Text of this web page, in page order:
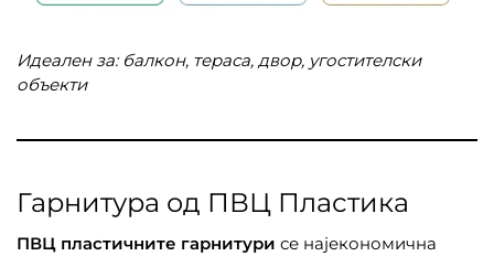
Идеален за: балкон, тераса, двор, угостителски
объекти
Гарнитура од ПВЦ Пластика
ПВЦ пластичните гарнитури се најекономична